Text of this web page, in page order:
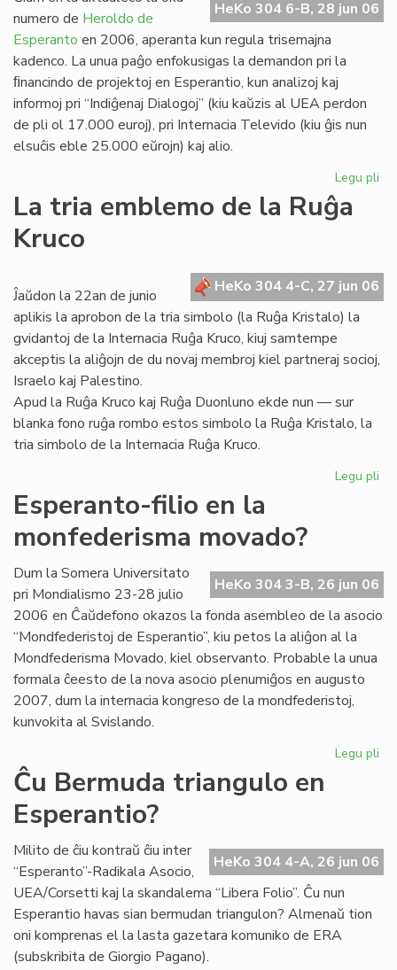
HeKo 304 6-B, 28 jun 06
numero de Heroldo de
Esperanto en 2006, aperanta kun regula trisemajna
kadenco. La unua paĝo enfokusigas la demandon pri la
ﬁnancindo de projektoj en Esperantio, kun analizoj kaj
informoj pri “Indiĝenaj Dialogoj” (kiu kaŭzis al UEA perdon
de pli ol 17.000 euroj), pri Internacia Televido (kiu ĝis nun
elsuĉis eble 25.000 eŭrojn) kaj alio.
Legu pli
La tria emblemo de la Ruĝa
Kruco
HeKo 304 4-C, 27 jun 06
Ĵaŭdon la 22an de junio
aplikis la aprobon de la tria simbolo (la Ruĝa Kristalo) la
gvidantoj de la Internacia Ruĝa Kruco, kiuj samtempe
akceptis la aliĝojn de du novaj membroj kiel partneraj socioj,
Israelo kaj Palestino.
Apud la Ruĝa Kruco kaj Ruĝa Duonluno ekde nun — sur
blanka fono ruĝa rombo estos simbolo la Ruĝa Kristalo, la
tria simbolo de la Internacia Ruĝa Kruco.
Legu pli
la
Esperanto-filio en la
monfederisma movado?
HeKo 304 3-B, 26 jun 06
Dum la Somera Universitato
pri Mondialismo 23-28 julio
2006 en Ĉaŭdefono okazos la fonda asembleo de la asocio
“Mondfederistoj de Esperantio”, kiu petos la aliĝon al la
Mondfederisma Movado, kiel observanto. Probable la unua
formala ĉeesto de la nova asocio plenumiĝos en augusto
2007, dum la internacia kongreso de la mondfederistoj,
kunvokita al Svislando.
Legu pli
Ĉu Bermuda triangulo en
Esperantio?
HeKo 304 4-A, 26 jun 06
Milito de ĉiu kontraŭ ĉiu inter
“Esperanto”-Radikala Asocio,
UEA/Corsetti kaj la skandalema “Libera Folio”. Ĉu nun
Esperantio havas sian bermudan triangulon? Almenaŭ tion
oni komprenas el la lasta gazetara komuniko de ERA
(subskribita de Giorgio Pagano).